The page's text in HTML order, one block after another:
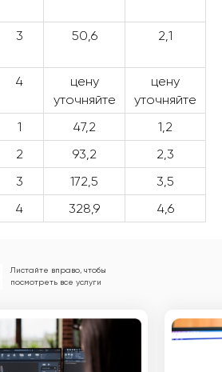
3 50,6 2,1
4
цену
уточняйте
цену
уточняйте
1 47,2
1,2
2 93,2
2,3
3 172,5
3,5
4 328,9 4,6
Листайте вправо, чтобы
посмотреть все услуги